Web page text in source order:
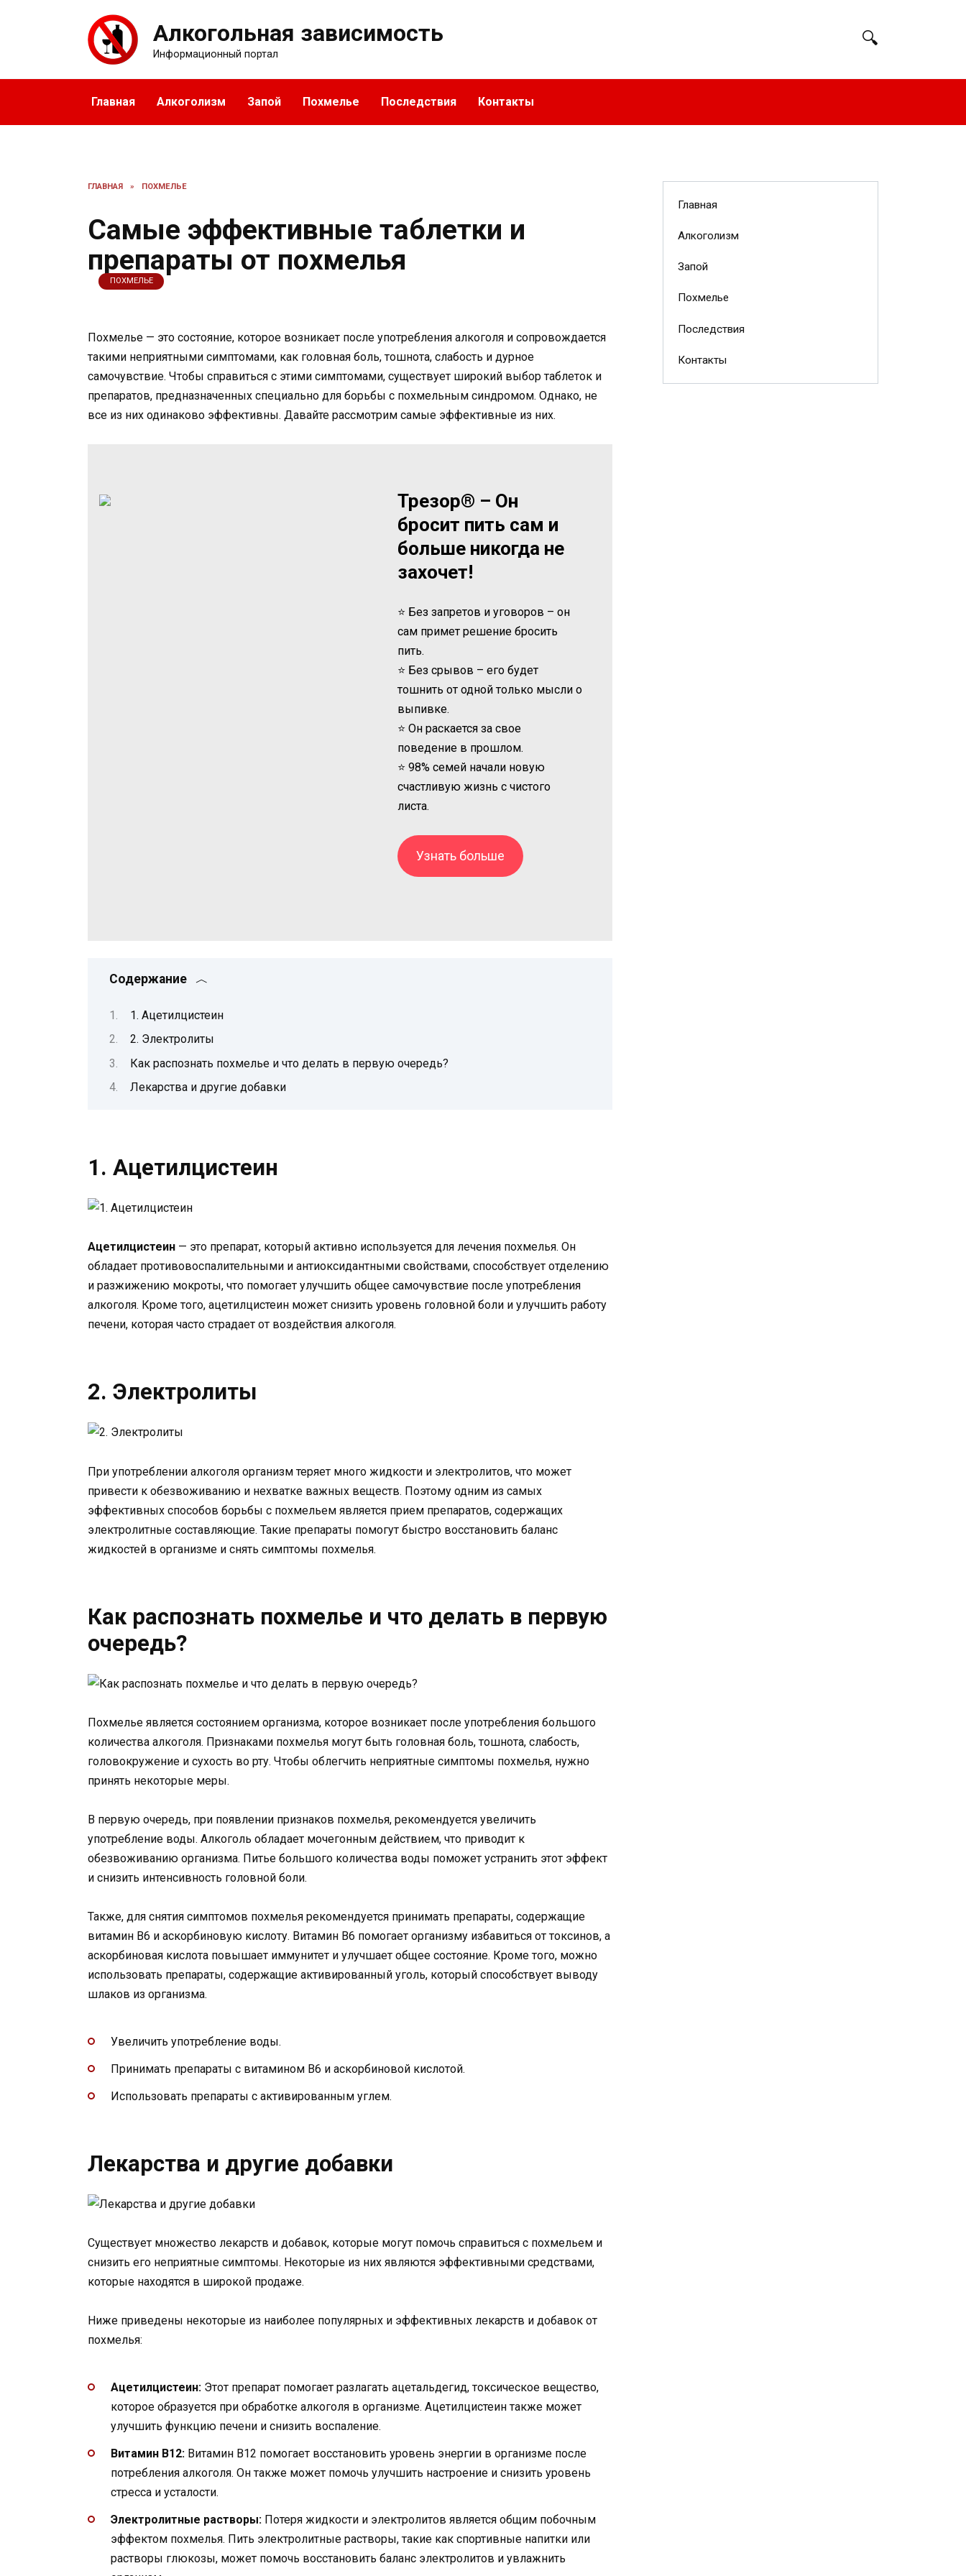
Алкогольная зависимость
Информационный портал
Главная Алкоголизм Запой Похмелье Последствия Контакты
ГЛАВНАЯ » ПОХМЕЛЬЕ
Самые эффективные таблетки и
препараты от похмелья
ПОХМЕЛЬЕ
Похмелье — это состояние, которое возникает после употребления алкоголя и сопровождается
такими неприятными симптомами, как головная боль, тошнота, слабость и дурное
самочувствие. Чтобы справиться с этими симптомами, существует широкий выбор таблеток и
препаратов, предназначенных специально для борьбы с похмельным синдромом. Однако, не
все из них одинаково эффективны. Давайте рассмотрим самые эффективные из них.
Трезор® – Он
бросит пить сам и
больше никогда не
захочет!
⭐ Без запретов и уговоров – он
сам примет решение бросить
пить.
⭐ Без срывов – его будет
тошнить от одной только мысли о
выпивке.
⭐ Он раскается за свое
поведение в прошлом.
⭐ 98% семей начали новую
счастливую жизнь с чистого
листа.
Узнать больше
Содержание
1. Ацетилцистеин
2. Электролиты
Как распознать похмелье и что делать в первую очередь?
Лекарства и другие добавки
1. Ацетилцистеин
Ацетилцистеин — это препарат, который активно используется для лечения похмелья. Он
обладает противовоспалительными и антиоксидантными свойствами, способствует отделению
и разжижению мокроты, что помогает улучшить общее самочувствие после употребления
алкоголя. Кроме того, ацетилцистеин может снизить уровень головной боли и улучшить работу
печени, которая часто страдает от воздействия алкоголя.
2. Электролиты
При употреблении алкоголя организм теряет много жидкости и электролитов, что может
привести к обезвоживанию и нехватке важных веществ. Поэтому одним из самых
эффективных способов борьбы с похмельем является прием препаратов, содержащих
электролитные составляющие. Такие препараты помогут быстро восстановить баланс
жидкостей в организме и снять симптомы похмелья.
Как распознать похмелье и что делать в первую
очередь?
Похмелье является состоянием организма, которое возникает после употребления большого
количества алкоголя. Признаками похмелья могут быть головная боль, тошнота, слабость,
головокружение и сухость во рту. Чтобы облегчить неприятные симптомы похмелья, нужно
принять некоторые меры.
В первую очередь, при появлении признаков похмелья, рекомендуется увеличить
употребление воды. Алкоголь обладает мочегонным действием, что приводит к
обезвоживанию организма. Питье большого количества воды поможет устранить этот эффект
и снизить интенсивность головной боли.
Также, для снятия симптомов похмелья рекомендуется принимать препараты, содержащие
витамин В6 и аскорбиновую кислоту. Витамин В6 помогает организму избавиться от токсинов, а
аскорбиновая кислота повышает иммунитет и улучшает общее состояние. Кроме того, можно
использовать препараты, содержащие активированный уголь, который способствует выводу
шлаков из организма.
Увеличить употребление воды.
Принимать препараты с витамином В6 и аскорбиновой кислотой.
Использовать препараты с активированным углем.
Лекарства и другие добавки
Существует множество лекарств и добавок, которые могут помочь справиться с похмельем и
снизить его неприятные симптомы. Некоторые из них являются эффективными средствами,
которые находятся в широкой продаже.
Ниже приведены некоторые из наиболее популярных и эффективных лекарств и добавок от
похмелья:
Ацетилцистеин: Этот препарат помогает разлагать ацетальдегид, токсическое вещество,
которое образуется при обработке алкоголя в организме. Ацетилцистеин также может
улучшить функцию печени и снизить воспаление.
Витамин В12: Витамин В12 помогает восстановить уровень энергии в организме после
потребления алкоголя. Он также может помочь улучшить настроение и снизить уровень
стресса и усталости.
Электролитные растворы: Потеря жидкости и электролитов является общим побочным
эффектом похмелья. Пить электролитные растворы, такие как спортивные напитки или
растворы глюкозы, может помочь восстановить баланс электролитов и увлажнить
Главная
Алкоголизм
Запой
Похмелье
Последствия
Контакты